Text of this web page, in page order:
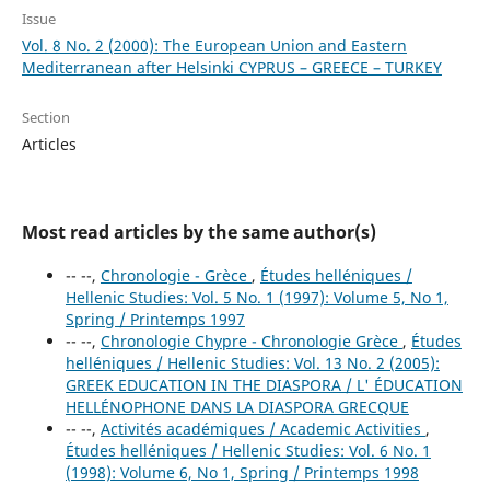
Issue
Vol. 8 No. 2 (2000): The European Union and Eastern
Mediterranean after Helsinki CYPRUS – GREECE – TURKEY
Section
Articles
Most read articles by the same author(s)
-- --, Chronologie - Grèce , Études helléniques /
Hellenic Studies: Vol. 5 No. 1 (1997): Volume 5, No 1,
Spring / Printemps 1997
-- --, Chronologie Chypre - Chronologie Grèce , Études
helléniques / Hellenic Studies: Vol. 13 No. 2 (2005):
GREEK EDUCATION IN THE DIASPORA / L' ÉDUCATION
HELLÉNOPHONE DANS LA DIASPORA GRECQUE
-- --, Activités académiques / Academic Activities ,
Études helléniques / Hellenic Studies: Vol. 6 No. 1
(1998): Volume 6, No 1, Spring / Printemps 1998